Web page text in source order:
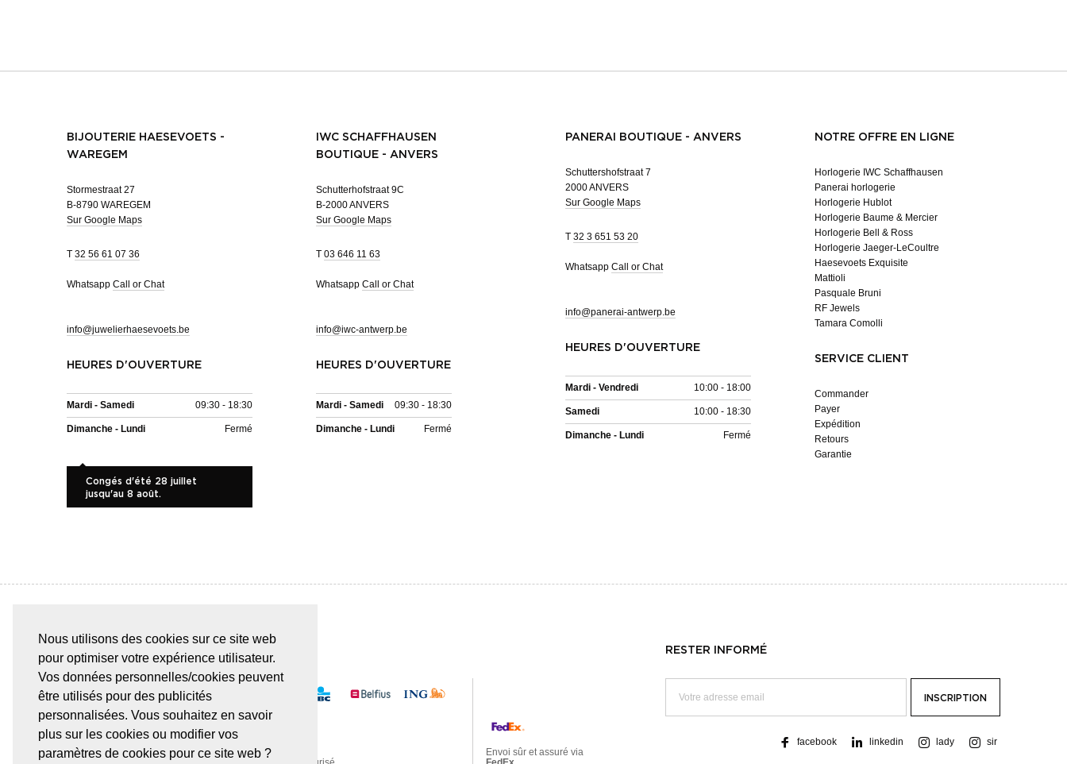
Nous utilisons des cookies sur ce site web
pour optimiser votre expérience utilisateur.
Vos données personnelles/cookies peuvent
être utilisés pour des publicités
personnalisées. Vous souhaitez en savoir
plus sur les cookies ou modifier vos
paramètres de cookies pour ce site web ?
BIJOUTERIE HAESEVOETS -
WAREGEM
Stormestraat 27
B-8790 WAREGEM
Sur Google Maps
T 32 56 61 07 36
Whatsapp Call or Chat
info@juwelierhaesevoets.be
HEURES D'OUVERTURE
Mardi - Samedi 09:30 - 18:30
Dimanche - Lundi Fermé
Congés d'été 28 juillet
jusqu'au 8 août.
IWC SCHAFFHAUSEN
BOUTIQUE - ANVERS
Schutterhofstraat 9C
B-2000 ANVERS
Sur Google Maps
T 03 646 11 63
Whatsapp Call or Chat
info@iwc-antwerp.be
HEURES D'OUVERTURE
Mardi - Samedi 09:30 - 18:30
Dimanche - Lundi Fermé
PANERAI BOUTIQUE - ANVERS
Schuttershofstraat 7
2000 ANVERS
Sur Google Maps
T 32 3 651 53 20
Whatsapp Call or Chat
info@panerai-antwerp.be
HEURES D'OUVERTURE
Mardi - Vendredi 10:00 - 18:00
Samedi 10:00 - 18:30
Dimanche - Lundi Fermé
NOTRE OFFRE EN LIGNE
Horlogerie IWC Schaffhausen
Panerai horlogerie
Horlogerie Hublot
Horlogerie Baume & Mercier
Horlogerie Bell & Ross
Horlogerie Jaeger-LeCoultre
Haesevoets Exquisite
Mattioli
Pasquale Bruni
RF Jewels
Tamara Comolli
SERVICE CLIENT
Commander
Payer
Expédition
Retours
Garantie
PAIEMENT SÛR & FACILE
Envoi sûr et assuré via
RESTER INFORMÉ
facebook linkedin lady sir